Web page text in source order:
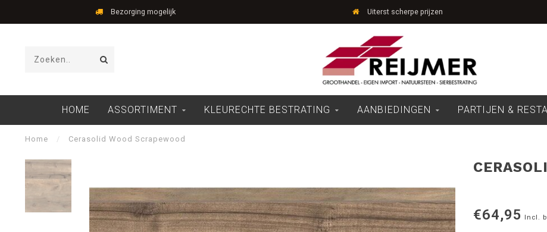
Bezorging mogelijk Uiterst scherpe prijzen
HOME ASSORTIMENT KLEURECHTE BESTRATING AANBIEDINGEN PARTIJEN &
Home / Cerasolid Wood Scrapewood
€64,95 Incl.